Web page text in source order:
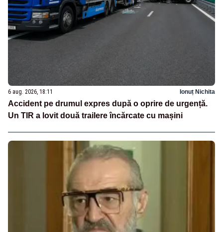
6 aug. 2026, 18:11 Ionuț Nichita
Accident pe drumul expres după o oprire de urgență.
Un TIR a lovit două trailere încărcate cu mașini